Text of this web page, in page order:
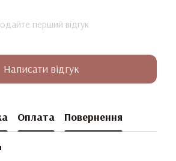
перший відгук
Написати відгук
Оплата Повернення